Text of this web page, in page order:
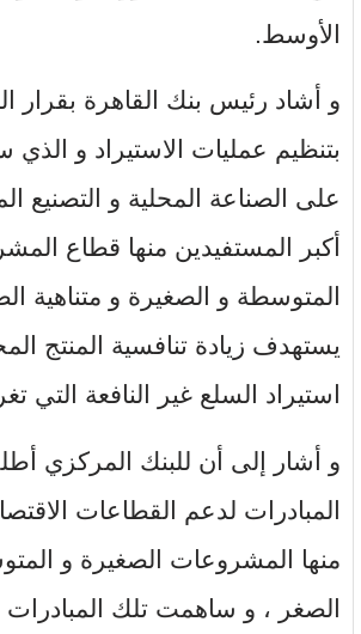
الأوسط.
و أشاد رئيس بنك القاهرة بقرار
بتنظيم عمليات الاستيراد و الذي
على الصناعة المحلية و التصنيع
أكبر المستفيدين منها قطاع
المتوسطة و الصغيرة و متناهية
يستهدف زيادة تنافسية المنتج
استيراد السلع غير النافعة التي
و أشار إلى أن للبنك المركزي
المبادرات لدعم القطاعات
منها المشروعات الصغيرة و
الصغر ، و ساهمت تلك